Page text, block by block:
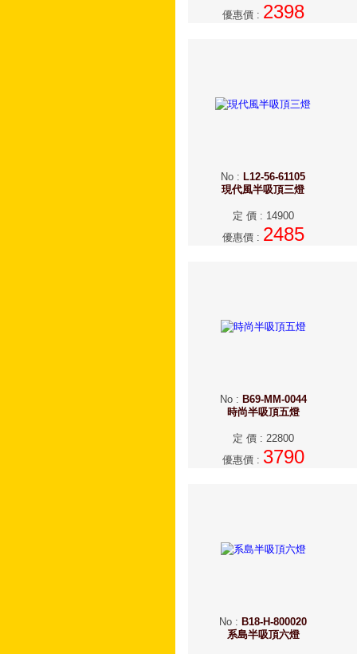
優惠價: 2398
No : L12-56-61105
現代風半吸頂三燈
定 價: 14900
優惠價: 2485
No: B69-MM-0044
時尚半吸頂五燈
定 價: 22800
優惠價: 3790
No : B18-H-800020
系島半吸頂六燈